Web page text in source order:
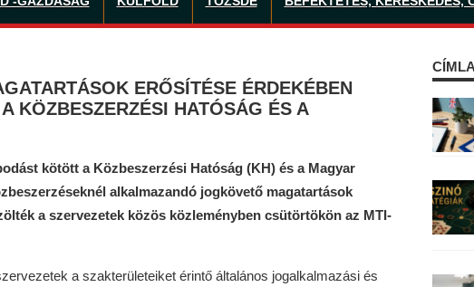
ERŐSÍTÉSE ÉRDEKÉBEN
KÖZBESZERZÉSI HATÓSÁG ÉS A
kötött a Közbeszerzési Hatóság (KH) és a Magyar
alkalmazandó jogkövető magatartások
a szervezetek közös közleményben csütörtökön az MTI-
a szakterületeiket érintő általános jogalkalmazási és